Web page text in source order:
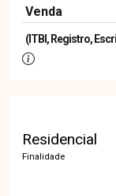
Venda
(ITBI, Registro,
Residencial
Finalidade